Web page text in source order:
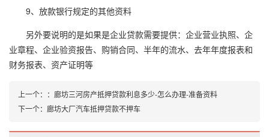
9、放款银行规定的其他资料
另外要说明的是如果是企业贷款需要提供：企业营业执照、企
业章程、企业验资报告、购销合同、半年的流水、去年年度报表和
财务报表、资产证明等
上一个： ： 廊坊三河房产抵押贷款利息多少-怎么办理-准备资料
下一个： 廊坊大厂汽车抵押贷款不押车